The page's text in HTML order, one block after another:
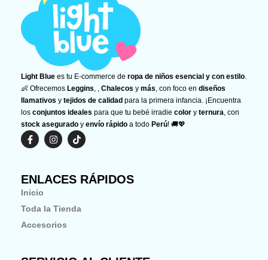
Light Blue es tu E-commerce de ropa de niños esencial y con estilo.
👶 Ofrecemos Leggins, , Chalecos y más, con foco en diseños
llamativos y tejidos de calidad para la primera infancia. ¡Encuentra
los conjuntos ideales para que tu bebé irradie color y ternura, con
stock asegurado y envío rápido a todo Perú! 🚚💖
F
a
c
o
o
k
-
f
I
n
s
g
m
T
i
k
k
ENLACES RÁPIDOS
Inicio
Toda la Tienda
Accesorios